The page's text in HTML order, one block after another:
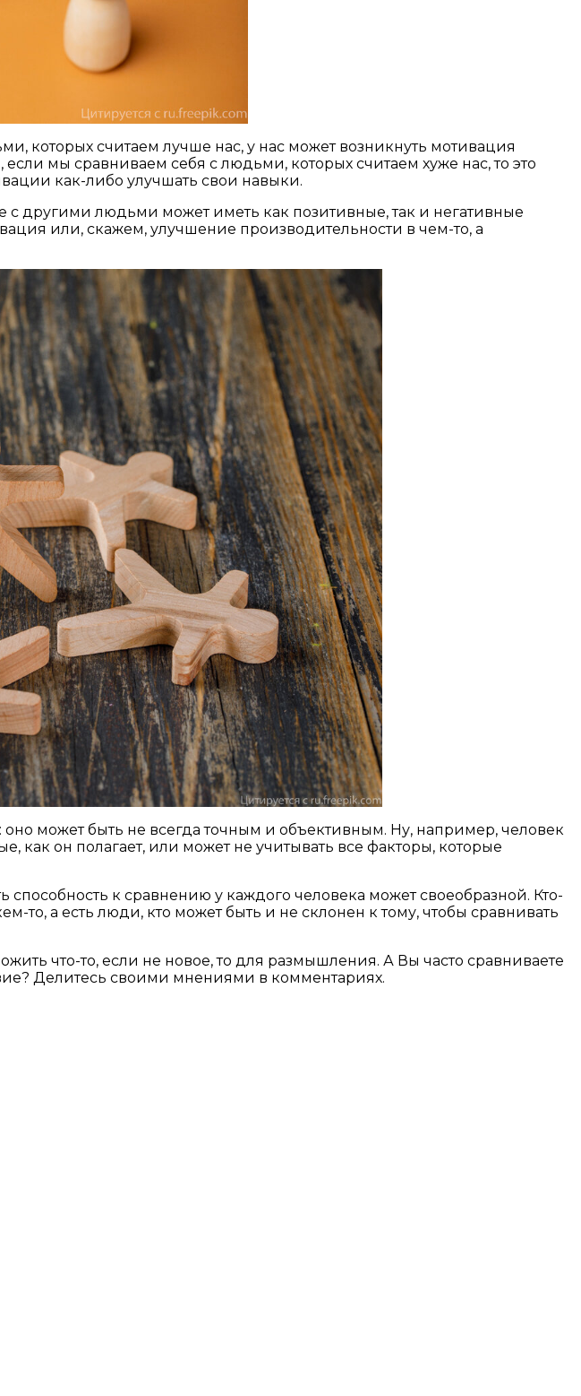
которых считаем лучше нас, у нас может возникнуть мотивация
мы сравниваем себя с людьми, которых считаем хуже нас, то это
как-либо улучшать свои навыки.
с другими людьми может иметь как позитивные, так и негативные
или, скажем, улучшение производительности в чем-то, а
может быть не всегда точным и объективным. Ну, например, человек
как он полагает, или может не учитывать все факторы, которые
способность к сравнению у каждого человека может своеобразной. Кто-
а есть люди, кто может быть и не склонен к тому, чтобы сравнивать
что-то, если не новое, то для размышления. А Вы часто сравниваете
Делитесь своими мнениями в комментариях.